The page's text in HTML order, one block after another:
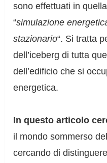
sono effettuati in
“simulazione
stazionario“. Si tratta
dell’iceberg di tutta
dell’edificio che si
energetica.
In questo articolo
il mondo sommerso
cercando di